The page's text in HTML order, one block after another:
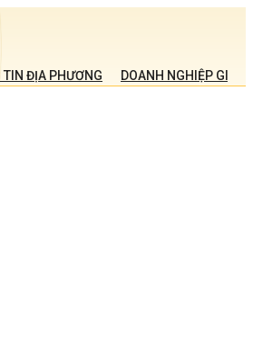
TIN ĐỊA PHƯƠNG DOANH NGHIỆP GIỚI